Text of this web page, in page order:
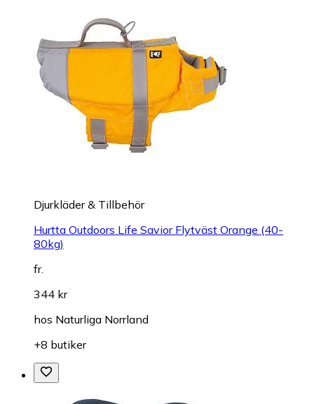
Djurkläder & Tillbehör
Hurtta Outdoors Life Savior Flytväst Orange (40-
80kg)
fr.
344 kr
hos Naturliga Norrland
+8 butiker